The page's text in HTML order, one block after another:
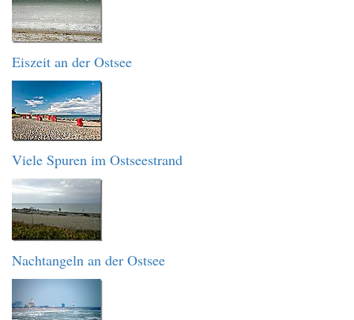
Eiszeit an der Ostsee
Viele Spuren im Ostseestrand
Nachtangeln an der Ostsee